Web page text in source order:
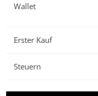
Wallet
Erster Kauf
Steuern